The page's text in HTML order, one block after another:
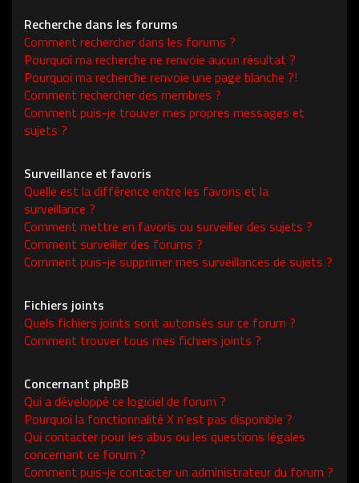
Recherche dans les forums
Comment rechercher dans les forums ?
Pourquoi ma recherche ne renvoie aucun résultat ?
Pourquoi ma recherche renvoie une page blanche ?!
Comment rechercher des membres ?
Comment puis-je trouver mes propres messages et
sujets ?
Surveillance et favoris
Quelle est la différence entre les favoris et la
surveillance ?
Comment mettre en favoris ou surveiller des sujets ?
Comment surveiller des forums ?
Comment puis-je supprimer mes surveillances de sujets ?
Fichiers joints
Quels fichiers joints sont autorisés sur ce forum ?
Comment trouver tous mes fichiers joints ?
Concernant phpBB
Qui a développé ce logiciel de forum ?
Pourquoi la fonctionnalité X n’est pas disponible ?
Qui contacter pour les abus ou les questions légales
concernant ce forum ?
Comment puis-je contacter un administrateur du forum ?